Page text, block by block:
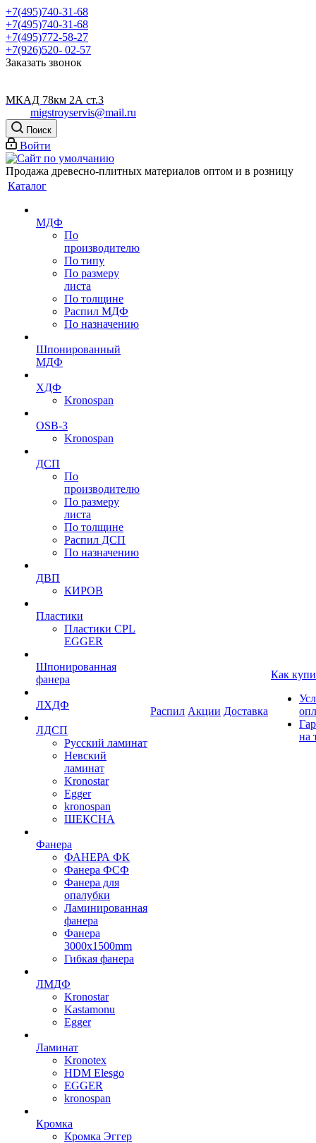
+7(495)740-31-68
+7(495)740-31-68
+7(495)772-58-27
+7(926)520- 02-57
Заказать звонок
МКАД 78км 2А ст.3
migstroyservis@mail.ru
Поиск
Войти
Продажа древесно-плитных материалов оптом и в розницу
Каталог
МДФ
По
производителю
По типу
По размеру
листа
По толщине
Распил МДФ
По назначению
Шпонированный
МДФ
ХДФ
Kronospan
OSB-3
Kronospan
ДСП
По
производителю
По размеру
листа
По толщине
Распил ДСП
По назначению
ДВП
КИРОВ
Пластики
Пластики CPL
EGGER
Шпонированная
фанера
ЛХДФ
ЛДСП
Русский ламинат
Невский
ламинат
Kronostar
Egger
kronospan
ШЕКСНА
Фанера
ФАНЕРА ФК
Фанера ФСФ
Фанера для
опалубки
Ламинированная
фанера
Фанера
3000х1500mm
Гибкая фанера
ЛМДФ
Kronostar
Kastamonu
Egger
Ламинат
Kronotex
HDM Elesgo
EGGER
kronospan
Кромка
Кромка Эггер
Распил Акции Доставка
Как
на